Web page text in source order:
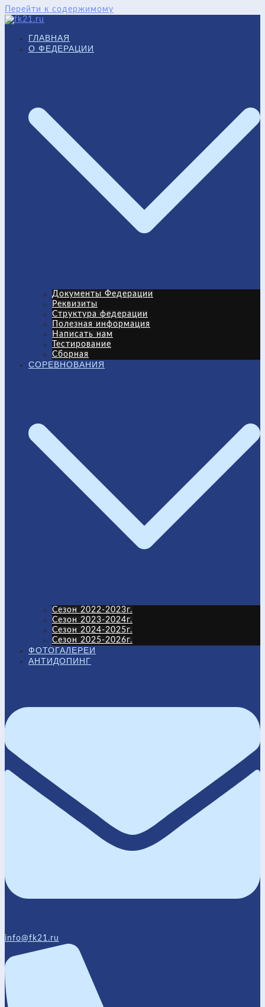
Перейти к содержимому
ГЛАВНАЯ
О ФЕДЕРАЦИИ
Документы Федерации
Реквизиты
Структура федерации
Полезная информация
Написать нам
Тестирование
Сборная
СОРЕВНОВАНИЯ
Сезон 2022-2023г.
Сезон 2023-2024г.
Сезон 2024-2025г.
Сезон 2025-2026г.
ФОТОГАЛЕРЕИ
АНТИДОПИНГ
info@fk21.ru